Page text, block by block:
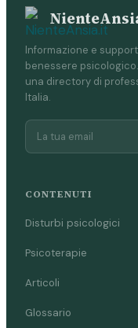
Informazione e
benessere
una directory di
Italia.
CONTENUTI
Disturbi psicologici
Psicoterapie
Articoli
Glossario